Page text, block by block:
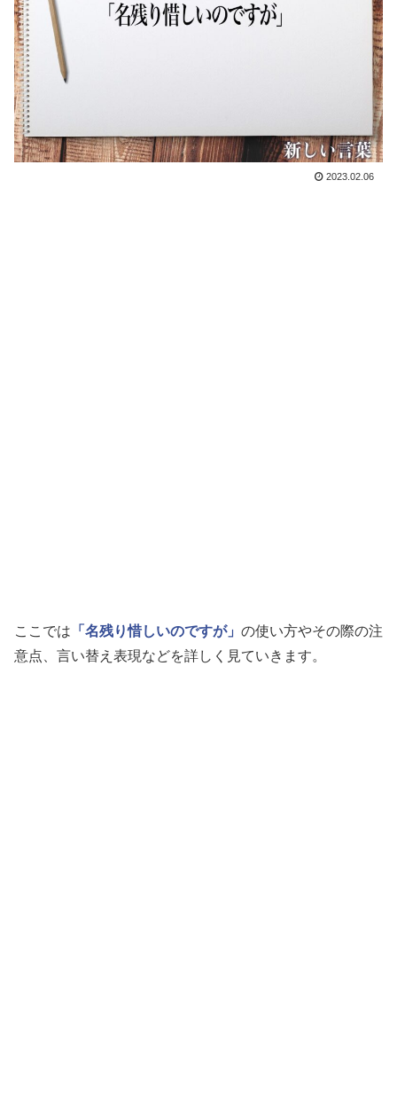
2023.02.06
ここでは 「名残り惜しいのですが」 の使い方やその際の注
意点、言い替え表現などを詳しく見ていきます。